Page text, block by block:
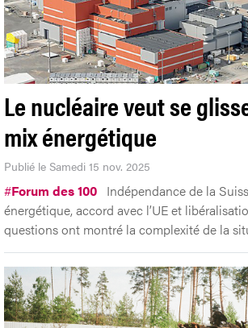
Le nucléaire veut se
mix énergétique
Publié le Samedi 15 nov. 2025
#Forum des 100 Indépendance de la
énergétique, accord avec l’UE et
questions ont montré la complexité de la